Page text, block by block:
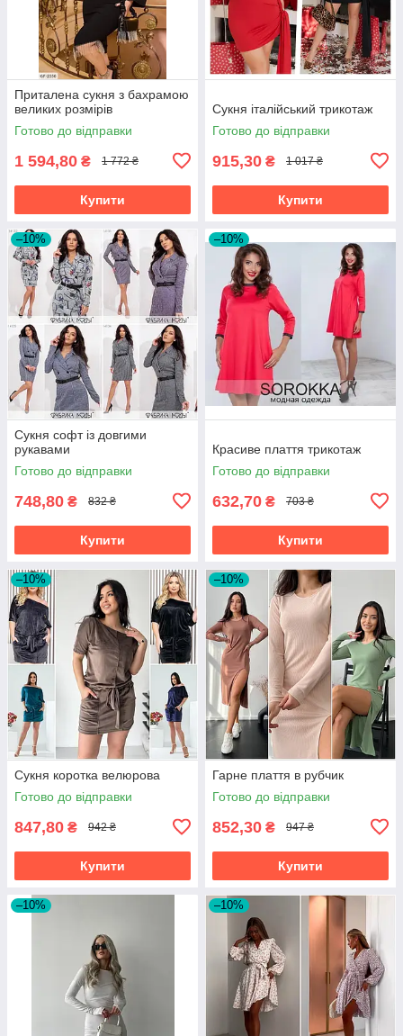
Приталена сукня з бахрамою
великих розмірів
Готово до відправки
1 594,80 ₴ 1 772 ₴
Купити
Сукня італійський трикотаж
Готово до відправки
915,30 ₴ 1 017 ₴
Купити
–10%
Сукня софт із довгими
рукавами
Готово до відправки
748,80 ₴ 832 ₴
Купити
–10%
Красиве плаття трикотаж
Готово до відправки
632,70 ₴ 703 ₴
Купити
–10%
Сукня коротка велюрова
Готово до відправки
847,80 ₴ 942 ₴
Купити
–10%
Гарне плаття в рубчик
Готово до відправки
852,30 ₴ 947 ₴
Купити
–10% –10%